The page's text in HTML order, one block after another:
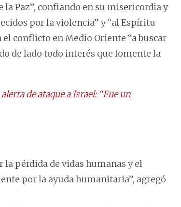
Paz”, confiando en su misericordia y
por la violencia” y “al Espíritu
conflicto en Medio Oriente “a buscar
de lado todo interés que fomente la
de ataque a Israel: “Fue un
la pérdida de vidas humanas y el
por la ayuda humanitaria”, agregó